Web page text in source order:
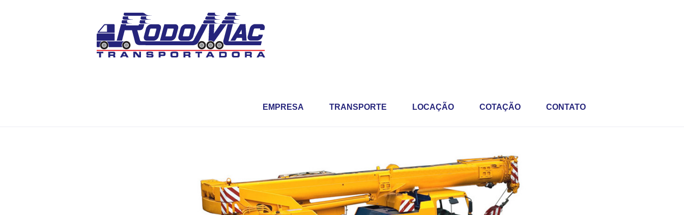
EMPRESA TRANSPORTE LOCAÇÃO COTAÇÃO CONTATO